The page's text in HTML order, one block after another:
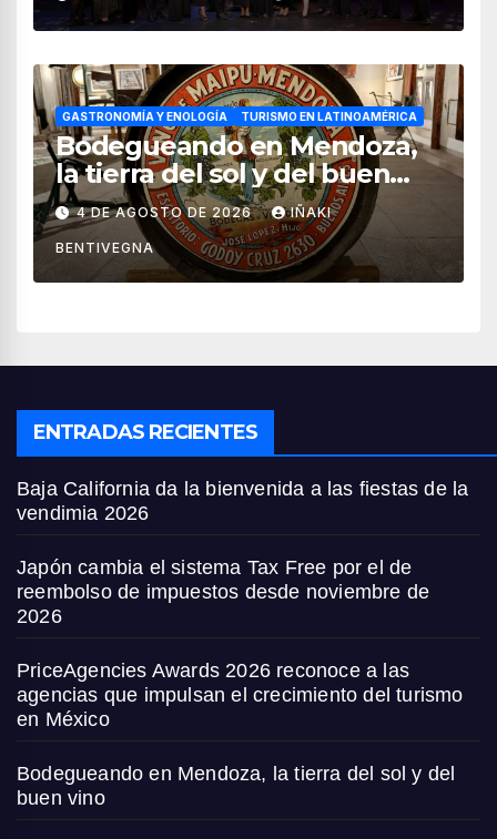
turismo en México
GASTRONOMÍA Y ENOLOGÍA TURISMO EN LATINOAMÉRICA
Bodegueando en Mendoza,
la tierra del sol y del buen
vino
4 DE AGOSTO DE 2026 IÑAKI
BENTIVEGNA
ENTRADAS RECIENTES
Baja California da la bienvenida a las fiestas de la
vendimia 2026
Japón cambia el sistema Tax Free por el de
reembolso de impuestos desde noviembre de
2026
PriceAgencies Awards 2026 reconoce a las
agencias que impulsan el crecimiento del turismo
en México
Bodegueando en Mendoza, la tierra del sol y del
buen vino